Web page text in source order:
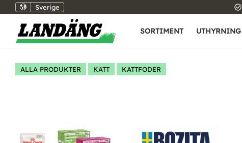
Sverige task_alt
SORTIMENT UTHYRNING
ALLA PRODUKTER KATT KATTFODER